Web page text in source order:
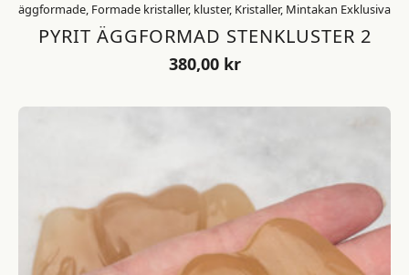
äggformade, Formade kristaller, kluster, Kristaller, Mintakan Exklusiva
PYRIT ÄGGFORMAD STENKLUSTER 2
380,00 kr